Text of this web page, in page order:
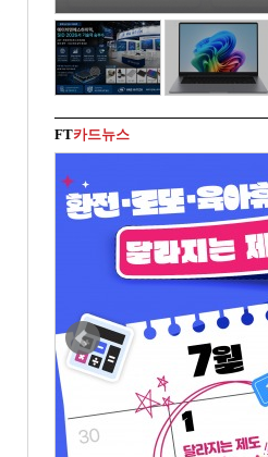
FT카드뉴스